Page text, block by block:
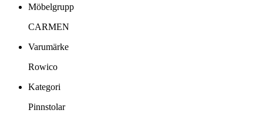
Möbelgrupp
CARMEN
Varumärke
Rowico
Kategori
Pinnstolar